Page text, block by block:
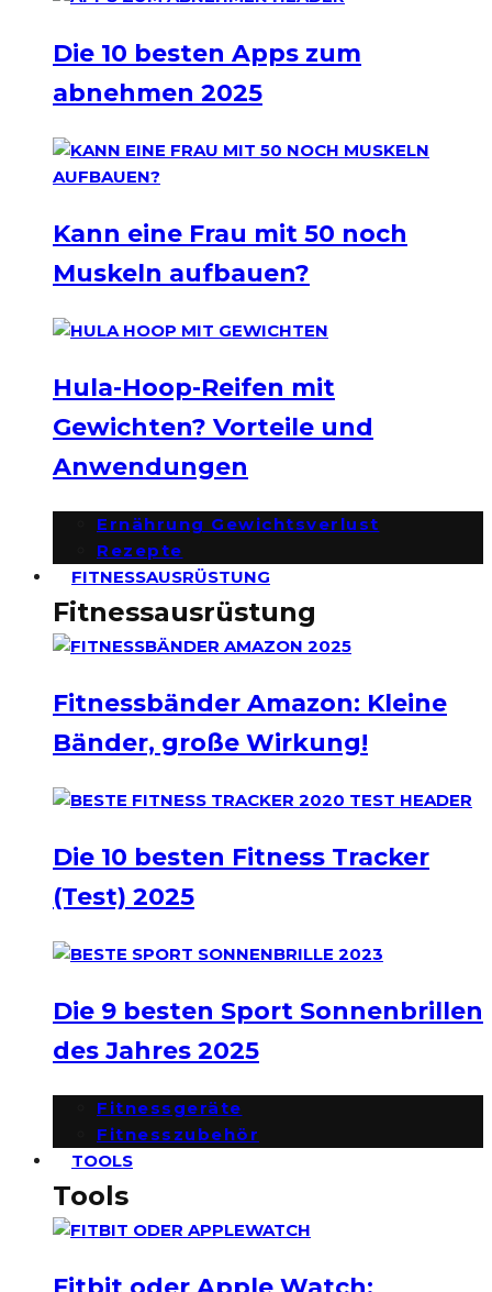
Die 10 besten Apps zum
abnehmen 2025
Kann eine Frau mit 50 noch
Muskeln aufbauen?
Hula-Hoop-Reifen mit
Gewichten? Vorteile und
Anwendungen
Ernährung Gewichtsverlust
Rezepte
FITNESSAUSRÜSTUNG
Fitnessausrüstung
Fitnessbänder Amazon: Kleine
Bänder, große Wirkung!
Die 10 besten Fitness Tracker
(Test) 2025
Die 9 besten Sport Sonnenbrillen
des Jahres 2025
Fitnessgeräte
Fitnesszubehör
TOOLS
Tools